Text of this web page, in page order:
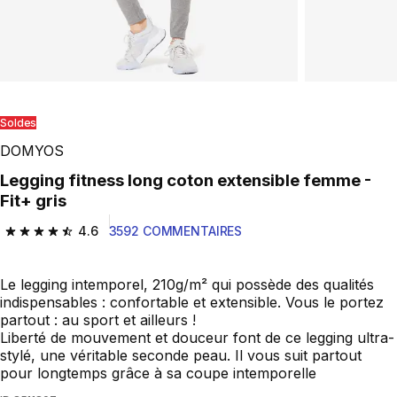
Play Video
Soldes
DOMYOS
Legging fitness long coton extensible femme -
Fit+ gris
4.6
4.6 out of 5 stars from 3592 reviews
3592 COMMENTAIRES
Le legging intemporel, 210g/m² qui possède des qualités
indispensables : confortable et extensible. Vous le portez
partout : au sport et ailleurs !
Liberté de mouvement et douceur font de ce legging ultra-
stylé, une véritable seconde peau. Il vous suit partout
pour longtemps grâce à sa coupe intemporelle